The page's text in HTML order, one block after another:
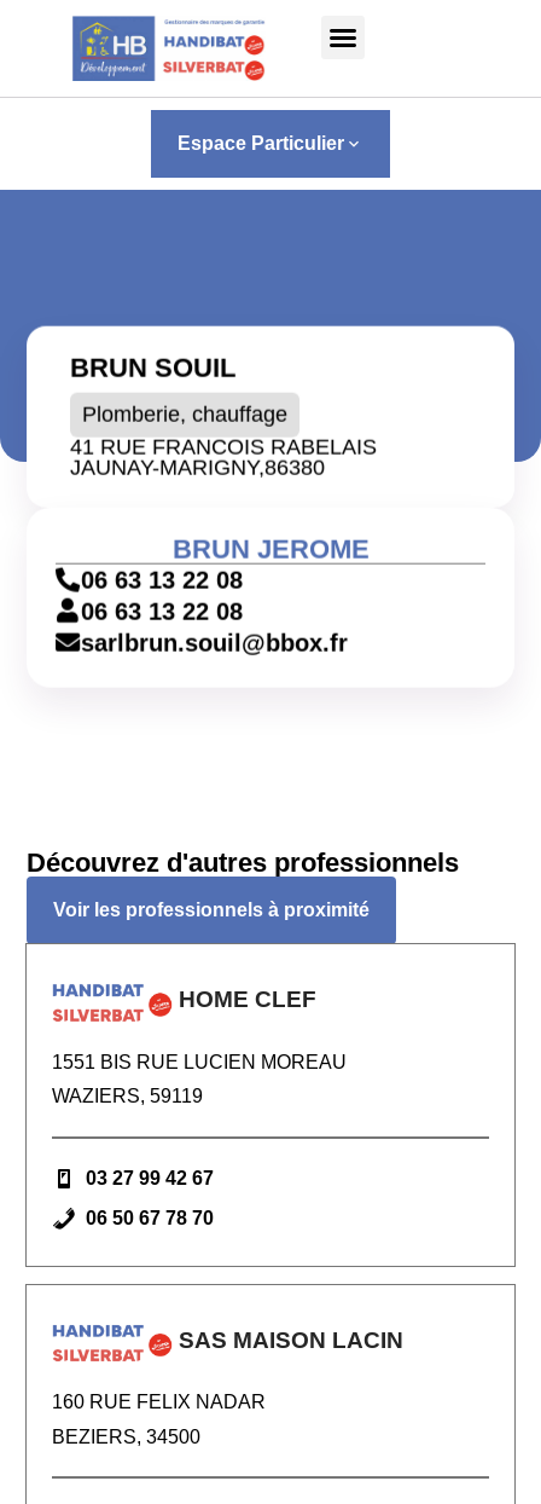
Panneau de gestion des cookies
Espace Particulier keyboard_arrow_down
BRUN SOUIL
Plomberie, chauffage
41 RUE FRANCOIS RABELAIS
JAUNAY-MARIGNY,86380
BRUN JEROME
06 63 13 22 08
06 63 13 22 08
sarlbrun.souil@bbox.fr
Découvrez d'autres professionnels
Voir les professionnels à proximité
HOME CLEF
1551 BIS RUE LUCIEN MOREAU
WAZIERS, 59119
03 27 99 42 67
06 50 67 78 70
SAS MAISON LACIN
160 RUE FELIX NADAR
BEZIERS, 34500